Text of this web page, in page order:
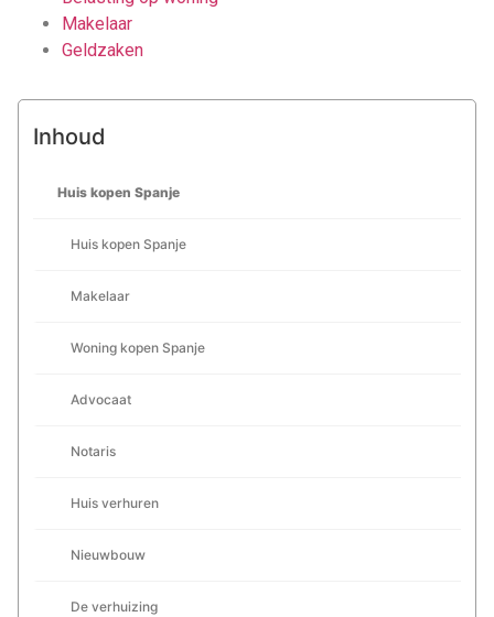
Makelaar
Geldzaken
Inhoud
Huis kopen Spanje
Huis kopen Spanje
Makelaar
Woning kopen Spanje
Advocaat
Notaris
Huis verhuren
Nieuwbouw
De verhuizing